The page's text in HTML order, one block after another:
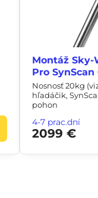
Montáž Sky-
Pro SynScan
Nosnosť 20kg
hľadáčik,
pohon
4-7 prac.dní
2099 €